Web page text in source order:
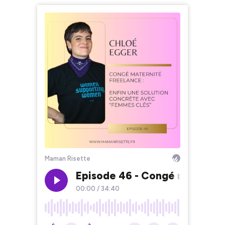
Maman Risette
Episode 46 - Congé
00:00 / 34:40